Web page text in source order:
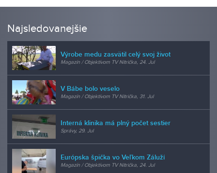
Najsledovanejšie
Výrobe medu zasvätil celý svoj život
Magazín / Objektívom TV Nitrička, 24. Jul
V Bábe bolo veselo
Magazín / Objektívom TV Nitrička, 31. Jul
Interná klinika má plný počet sestier
Správy, 29. Jul
Európska špička vo Veľkom Záluží
Magazín / Objektívom TV Nitrička, 24. Jul